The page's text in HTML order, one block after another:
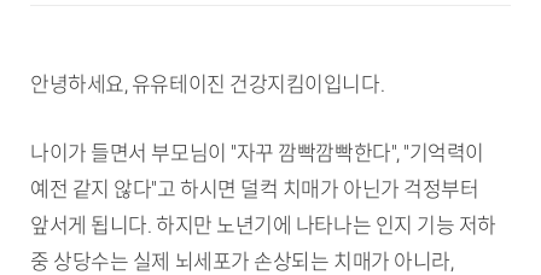
안녕하세요, 유유테이진 건강지킴이입니다.
나이가 들면서 부모님이 "자꾸 깜빡깜빡한다", "기억력이
예전 같지 않다"고 하시면 덜컥 치매가 아닌가 걱정부터
앞서게 됩니다. 하지만 노년기에 나타나는 인지 기능 저하
중 상당수는 실제 뇌세포가 손상되는 치매가 아니라,